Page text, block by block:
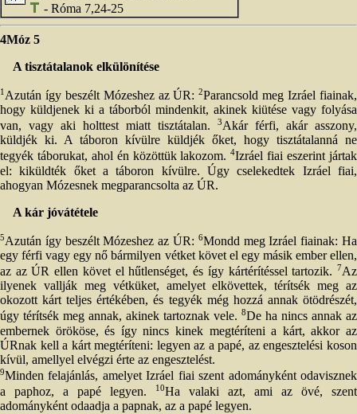
- Róma 7,24-25
4Móz 5
A tisztátalanok elkülönítése
1 Azután így beszélt Mózeshez az ÚR:2Parancsold meg Izráel fiainak,
hogy küldjenek ki a táborból mindenkit, akinek kiütése vagy folyása
van, vagy aki holttest miatt tisztátalan.
3Akár férfi, akár asszony,
küldjék ki. A táboron kívülre küldjék őket, hogy tisztátalanná ne
tegyék táborukat, ahol én közöttük lakozom.4Izráel fiai eszerint jártak
el: kiküldték őket a táboron kívülre. Úgy cselekedtek Izráel fiai,
ahogyan Mózesnek megparancsolta az ÚR.
A kár jóvátétele
5Azután így beszélt Mózeshez az ÚR: 6Mondd meg Izráel fiainak: Ha
egy férfi vagy egy nő bármilyen vétket követ el egy másik ember ellen,
az az ÚR ellen követ el hűtlenséget, és így kártérítéssel tartozik. 7Az
ilyenek vallják meg vétküket, amelyet elkövettek, térítsék meg az
okozott kárt teljes értékében, és tegyék még hozzá annak ötödrészét,
úgy térítsék meg annak, akinek tartoznak vele. 8De ha nincs annak az
embernek örököse, és így nincs kinek megtéríteni a kárt, akkor az
ÚRnak kell a kárt megtéríteni: legyen az a papé, az engesztelési koson
kívül, amellyel elvégzi érte az engesztelést.
9Minden felajánlás, amelyet Izráel fiai szent adományként odavisznek
a paphoz, a papé legyen.
10Ha valaki azt, ami az övé, szent
adományként odaadja a papnak, az a papé legyen.